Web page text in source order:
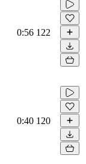
0:56 122
0:40 120